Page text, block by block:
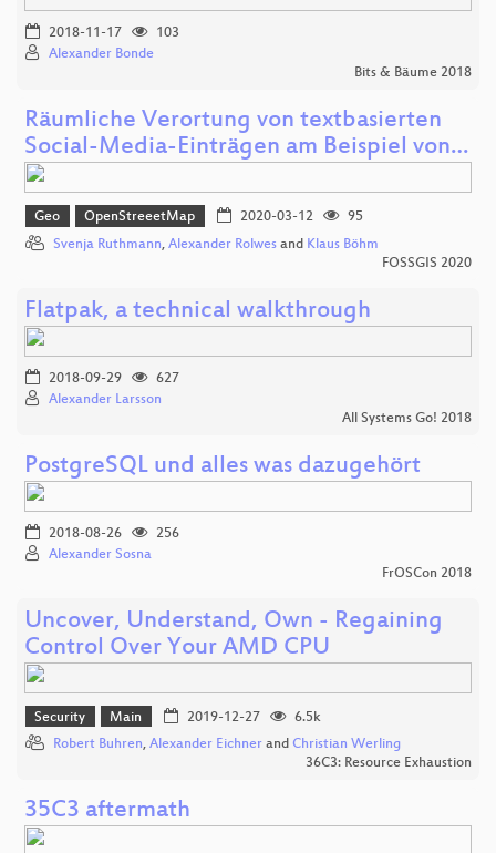
2018-11-17
103
Alexander Bonde
Bits & Bäume 2018
Räumliche Verortung von textbasierten
Social-Media-Einträgen am Beispiel von…
Geo OpenStreeetMap 2020-03-12
95
Svenja Ruthmann, Alexander Rolwes and Klaus Böhm
FOSSGIS 2020
Flatpak, a technical walkthrough
2018-09-29
627
Alexander Larsson
All Systems Go! 2018
PostgreSQL und alles was dazugehört
2018-08-26
256
Alexander Sosna
FrOSCon 2018
Uncover, Understand, Own - Regaining
Control Over Your AMD CPU
Security Main 2019-12-27
6.5k
Robert Buhren, Alexander Eichner and Christian Werling
36C3: Resource Exhaustion
35C3 aftermath